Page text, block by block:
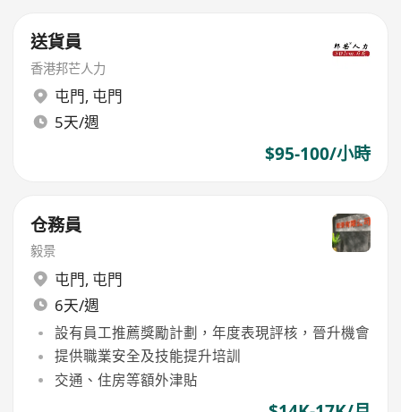
送貨員
香港邦芒人力
屯門, 屯門
5天/週
$95-100/小時
仓務員
毅景
屯門, 屯門
6天/週
設有員工推薦獎勵計劃，年度表現評核，晉升機會
提供職業安全及技能提升培訓
交通、住房等額外津貼